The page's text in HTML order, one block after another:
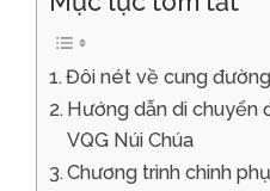
Đôi nét về cung
Hướng dẫn di chuyển
VQG Núi Chúa
Chương trình chinh